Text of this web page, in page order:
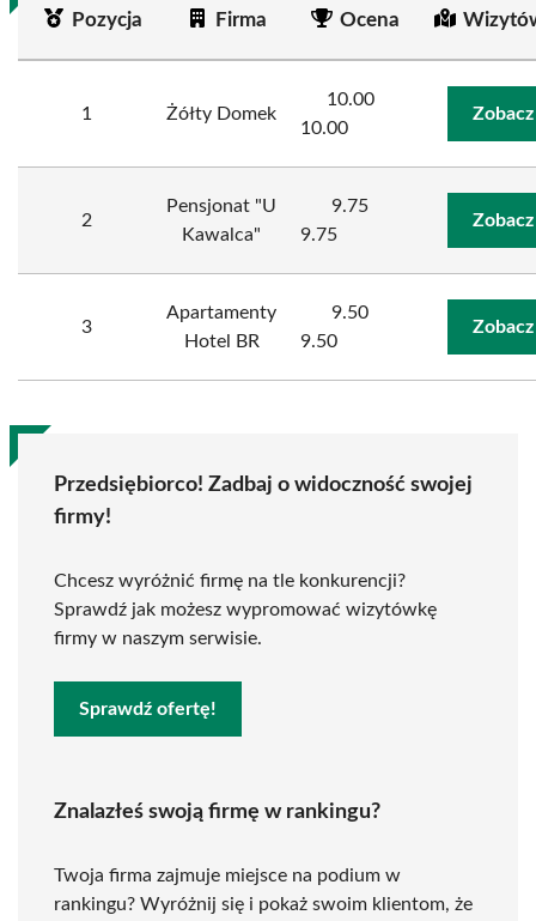
Pozycja Firma Ocena
1 Żółty Domek
10.00
10.00
2
Pensjonat "U
Kawalca"
9.75
9.75
3
Apartamenty
Hotel BR
9.50
9.50
Przedsiębiorco! Zadbaj o widoczność swojej
firmy!
Chcesz wyróżnić firmę na tle konkurencji?
Sprawdź jak możesz wypromować wizytówkę
firmy w naszym serwisie.
Sprawdź ofertę!
Znalazłeś swoją firmę w rankingu?
Twoja firma zajmuje miejsce na podium w
rankingu? Wyróżnij się i pokaż swoim klientom, że